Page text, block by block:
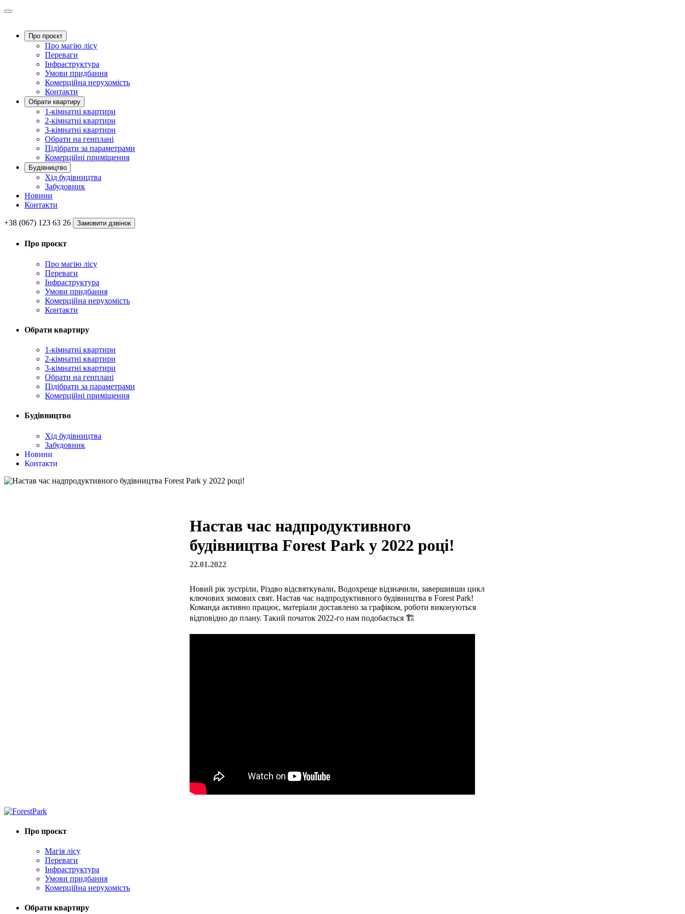
Про проєкт
Про магію ліcу
Переваги
Інфраструктура
Умови придбання
Комерційна нерухомість
Контакти
Обрати квартиру
1-кімнатні квартири
2-кімнатні квартири
3-кімнатні квартири
Обрати на генплані
Підібрати за параметрами
Комерційні приміщення
Будівництво
Хід будівництва
Забудовник
Новини
Контакти
+38 (067) 123 63 26 Замовити дзвінок
Про проєкт
Про магію ліcу
Переваги
Інфраструктура
Умови придбання
Комерційна нерухомість
Контакти
Обрати квартиру
1-кімнатні квартири
2-кімнатні квартири
3-кімнатні квартири
Обрати на генплані
Підібрати за параметрами
Комерційні приміщення
Будівництво
Хід будівництва
Забудовник
Новини
Контакти
Настав час надпродуктивного
будівництва Forest Park у 2022 році!
22.01.2022
Новий рік зустріли, Різдво відсвяткували, Водохреще відзначили, завершивши цикл
ключових зимових свят. Настав час надпродуктивного будівництва в Forest Park!
Команда активно працює, матеріали доставлено за графіком, роботи виконуються
відповідно до плану. Такий початок 2022-го нам подобається 🏗
Про проєкт
Магія лісу
Переваги
Інфраструктура
Умови придбання
Комерційна нерухомість
Обрати квартиру